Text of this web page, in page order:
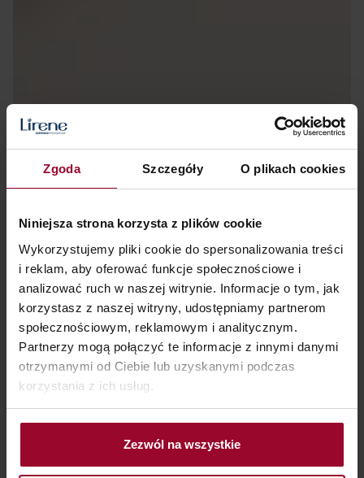
Zgoda Szczegóły O plikach cookies
Niniejsza strona korzysta z plików cookie
Wykorzystujemy pliki cookie do spersonalizowania treści
i reklam, aby oferować funkcje społecznościowe i
analizować ruch w naszej witrynie. Informacje o tym, jak
korzystasz z naszej witryny, udostępniamy partnerom
społecznościowym, reklamowym i analitycznym.
Partnerzy mogą połączyć te informacje z innymi danymi
otrzymanymi od Ciebie lub uzyskanymi podczas
korzystania z ich usług.
Zezwól na wszystkie